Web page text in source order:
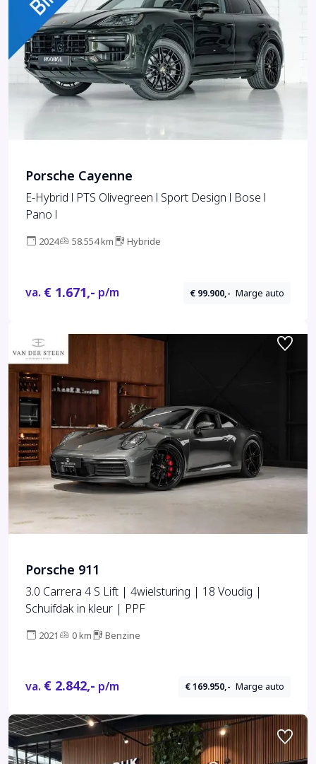
Porsche Cayenne
E-Hybrid l PTS Olivegreen l Sport Design l Bose l
Pano l
2024 58.554 km Hybride
va. € 1.671,- p/m € 99.900,- Marge auto
Porsche 911
3.0 Carrera 4 S Lift | 4wielsturing | 18 Voudig |
Schuifdak in kleur | PPF
2021 0 km Benzine
va. € 2.842,- p/m € 169.950,- Marge auto